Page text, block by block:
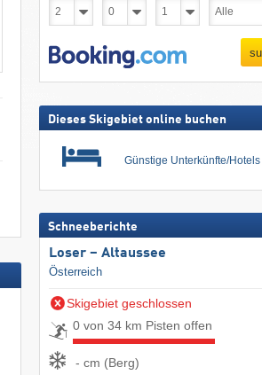
Dieses Skigebiet online buchen
Günstige Unterkünfte/Hotels
Schneeberichte
Loser – Altaussee
Österreich
Skigebiet geschlossen
0 von 34 km Pisten offen
- cm (Berg)